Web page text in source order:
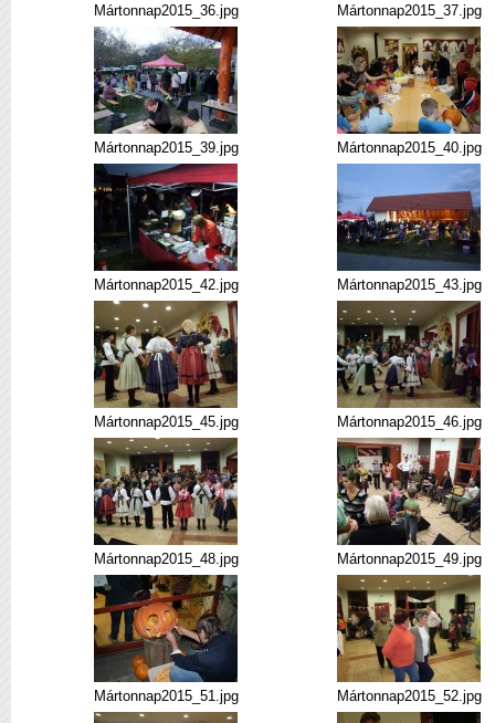
Mártonnap2015_36.jpg Mártonnap2015_37.jpg
Mártonnap2015_39.jpg Mártonnap2015_40.jpg
Mártonnap2015_42.jpg Mártonnap2015_43.jpg
Mártonnap2015_45.jpg Mártonnap2015_46.jpg
Mártonnap2015_48.jpg Mártonnap2015_49.jpg
Mártonnap2015_51.jpg Mártonnap2015_52.jpg